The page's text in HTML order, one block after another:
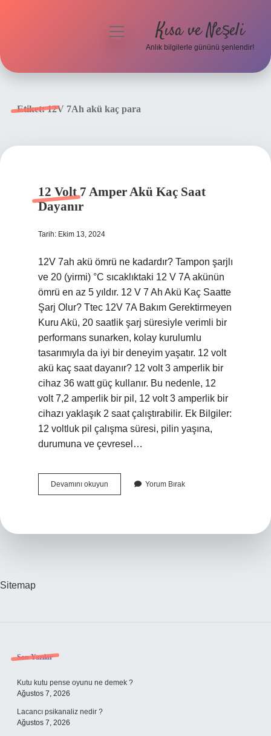
menüyü
Kısa ve Neşeli
Anlık bilgilerle gününü şenlendir!
Etiket:12V 7Ah akü kaç para
12 Volt 7 Amper Akü Kaç Saat
Dayanır
Tarih: Ekim 13, 2024
12V 7ah akü ömrü ne kadardır? Tampon şarjlı
ve 20 (yirmi) °C sıcaklıktaki 12 V 7A akünün
ömrü en az 5 yıldır. 12 V 7 Ah Akü Kaç Saatte
Şarj Olur? Ttec 12V 7A Bakım Gerektirmeyen
Kuru Akü, 20 saatlik şarj süresiyle verimli bir
performans sunarken, kolay kurulumlu
tasarımıyla da iyi bir deneyim yaşatır. 12 volt
akü kaç saat dayanır? 12 volt 3 amperlik bir
cihaz 36 watt güç kullanır. Bu nedenle, 12
volt 7,2 amperlik bir pil, 12 volt 3 amperlik bir
cihazı yaklaşık 2 saat çalıştırabilir. Ek Bilgiler:
12 voltluk pil çalışma süresi, pilin yaşına,
durumuna ve çevresel…
Devamını okuyun
Volt
Yorum Bırak
Sitemap
Sidebar
Son Yazılar
Kutu kutu pense oyunu ne demek ?
Ağustos 7, 2026
Lacancı psikanaliz nedir ?
Ağustos 7, 2026